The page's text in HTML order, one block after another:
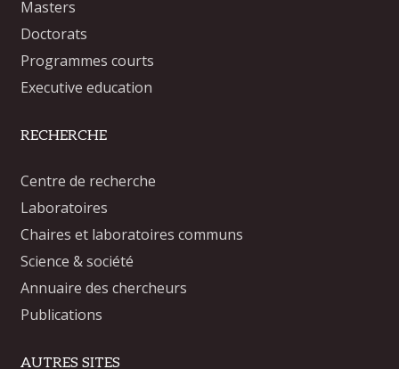
Masters
Doctorats
Programmes courts
Executive education
RECHERCHE
Centre de recherche
Laboratoires
Chaires et laboratoires communs
Science & société
Annuaire des chercheurs
Publications
AUTRES SITES